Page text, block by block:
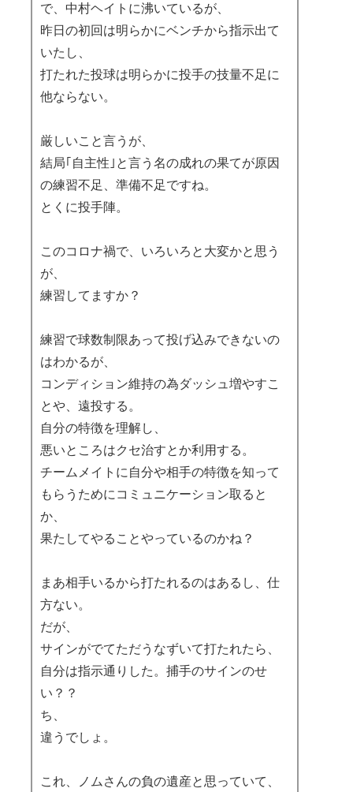
で、中村ヘイトに沸いているが、
昨日の初回は明らかにベンチから指示出て
いたし、
打たれた投球は明らかに投手の技量不足に
他ならない。
厳しいこと言うが、
結局｢自主性｣と言う名の成れの果てが原因
の練習不足、準備不足ですね。
とくに投手陣。
このコロナ禍で、いろいろと大変かと思う
が、
練習してますか？
練習で球数制限あって投げ込みできないの
はわかるが、
コンディション維持の為ダッシュ増やすこ
とや、遠投する。
自分の特徴を理解し、
悪いところはクセ治すとか利用する。
チームメイトに自分や相手の特徴を知って
もらうためにコミュニケーション取ると
か、
果たしてやることやっているのかね？
まあ相手いるから打たれるのはあるし、仕
方ない。
だが、
サインがでてただうなずいて打たれたら、
自分は指示通りした。捕手のサインのせ
い？？
ち、
違うでしょ。
これ、ノムさんの負の遺産と思っていて、